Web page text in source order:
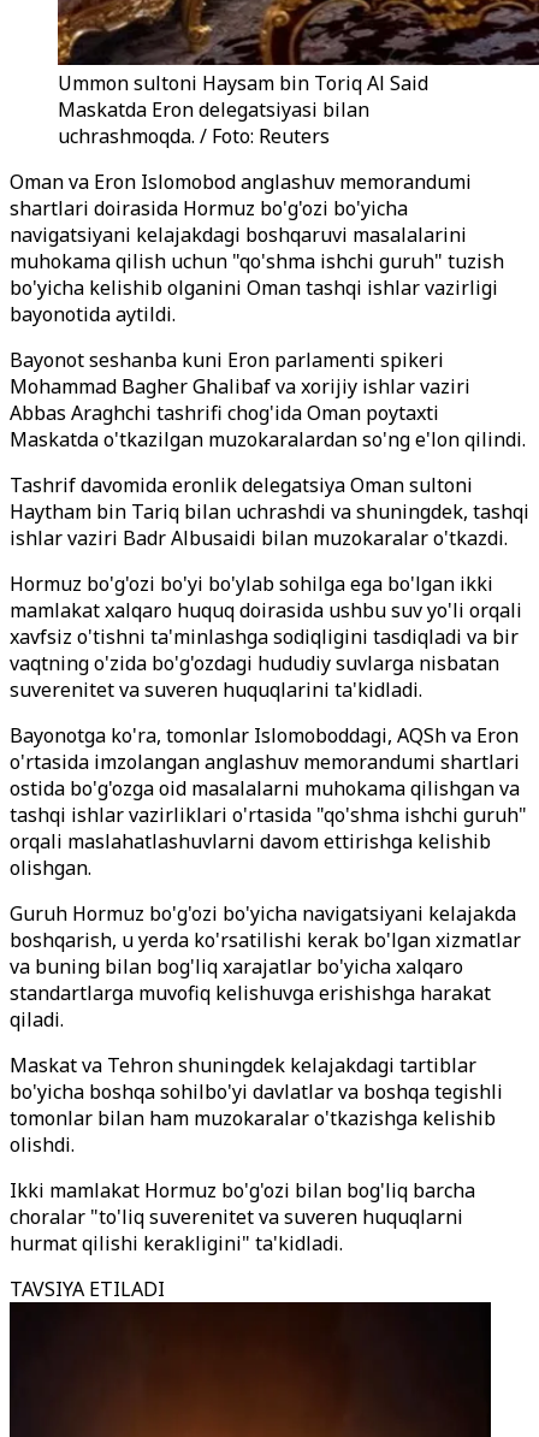
Ummon sultoni Haysam bin Toriq Al Said
Maskatda Eron delegatsiyasi bilan
uchrashmoqda. / Foto: Reuters
Oman va Eron Islomobod anglashuv memorandumi
shartlari doirasida Hormuz bo'g'ozi bo'yicha
navigatsiyani kelajakdagi boshqaruvi masalalarini
muhokama qilish uchun "qo'shma ishchi guruh" tuzish
bo'yicha kelishib olganini Oman tashqi ishlar vazirligi
bayonotida aytildi.
Bayonot seshanba kuni Eron parlamenti spikeri
Mohammad Bagher Ghalibaf va xorijiy ishlar vaziri
Abbas Araghchi tashrifi chog'ida Oman poytaxti
Maskatda o'tkazilgan muzokaralardan so'ng e'lon qilindi.
Tashrif davomida eronlik delegatsiya Oman sultoni
Haytham bin Tariq bilan uchrashdi va shuningdek, tashqi
ishlar vaziri Badr Albusaidi bilan muzokaralar o'tkazdi.
Hormuz bo'g'ozi bo'yi bo'ylab sohilga ega bo'lgan ikki
mamlakat xalqaro huquq doirasida ushbu suv yo'li orqali
xavfsiz o'tishni ta'minlashga sodiqligini tasdiqladi va bir
vaqtning o'zida bo'g'ozdagi hududiy suvlarga nisbatan
suverenitet va suveren huquqlarini ta'kidladi.
Bayonotga ko'ra, tomonlar Islomoboddagi, AQSh va Eron
o'rtasida imzolangan anglashuv memorandumi shartlari
ostida bo'g'ozga oid masalalarni muhokama qilishgan va
tashqi ishlar vazirliklari o'rtasida "qo'shma ishchi guruh"
orqali maslahatlashuvlarni davom ettirishga kelishib
olishgan.
Guruh Hormuz bo'g'ozi bo'yicha navigatsiyani kelajakda
boshqarish, u yerda ko'rsatilishi kerak bo'lgan xizmatlar
va buning bilan bog'liq xarajatlar bo'yicha xalqaro
standartlarga muvofiq kelishuvga erishishga harakat
qiladi.
Maskat va Tehron shuningdek kelajakdagi tartiblar
bo'yicha boshqa sohilbo'yi davlatlar va boshqa tegishli
tomonlar bilan ham muzokaralar o'tkazishga kelishib
olishdi.
Ikki mamlakat Hormuz bo'g'ozi bilan bog'liq barcha
choralar "to'liq suverenitet va suveren huquqlarni
hurmat qilishi kerakligini" ta'kidladi.
TAVSIYA ETILADI